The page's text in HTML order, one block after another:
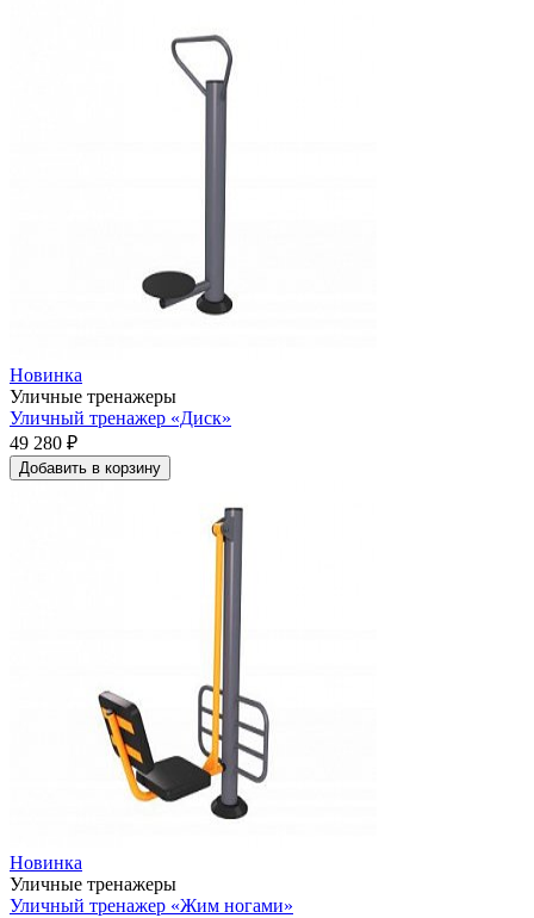
Новинка
Уличные тренажеры
Уличный тренажер «Диск»
49 280 ₽
Добавить в корзину
Новинка
Уличные тренажеры
Уличный тренажер «Жим ногами»